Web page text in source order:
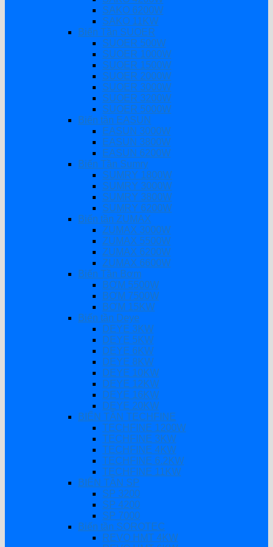
SAKO 6200W
SAKO 11KW
Biến Tần SUOER
SUOER 500W
SUOER 1000W
SUOER 1500W
SUOER 2000W
SUOER 3000W
SUOER 3200W
SUOER 5000W
Biến tần EASUN
EASUN 3000W
EASUN 3800W
EASUN 6200W
Biến Tần Sumry
SUMRY 1800W
SUMRY 3000W
SUMRY 3800W
SUMRY 6200W
Biến tần ZUMAX
ZUMAX 3000W
ZUMAX 5500W
ZUMAX 6200W
ZUMAX 6600W
Biến Tần Bơm
BƠM 5500W
BƠM 7500W
BƠM 15KW
Biến tần Deye
DEYE 3KW
DEYE 5KW
DEYE 6KW
DEYE 8KW
DEYE 10KW
DEYE 12KW
DEYE 16KW
DEYE 20KW
BIẾN TẦN TECHFINE
TECHFINE 1200W
TECHFINE 3KW
TECHFINE 4KW
TECHFINE 6.2KW
TECHFINE 11KW
BIẾN TẦN SP
SP 3200
SP 4200
SP 7000
Biến tần SOROTEC
REVO HMT 4KW